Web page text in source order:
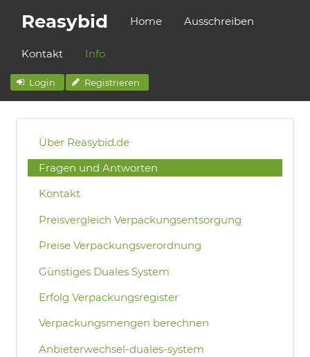
Reasybid Home Ausschreiben
Kontakt Info
Login Registrieren
Über Reasybid.de
Fragen und Antworten
Kontakt
Preisvergleich Verpackungsentsorgung
Preise Verpackungsverordnung
Günstiges Duales System
Erfolg Verpackungsregister
Verpackungsmengen berechnen
Anbieterwechsel-duales-system